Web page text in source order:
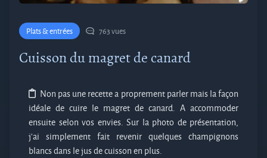
Plats & entrées 763 vues
Cuisson du magret de canard
Non pas une recette a proprement parler mais la façon
idéale de cuire le magret de canard. A accommoder
ensuite selon vos envies. Sur la photo de présentation,
j’ai simplement fait revenir quelques champignons
blancs dans le jus de cuisson en plus.